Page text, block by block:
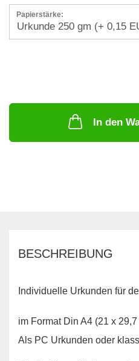
Papierstärke:
In den
BESCHREIBUNG
Individuelle Urkunden für
im Format Din A4 (21 x
Als PC Urkunden oder